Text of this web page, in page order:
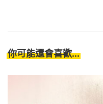
你可能還會喜歡...